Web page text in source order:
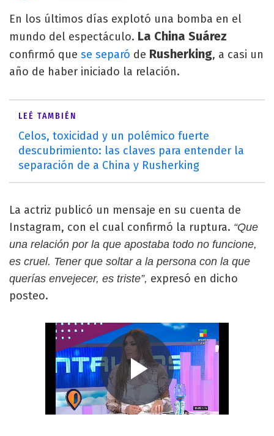
En los últimos días explotó una bomba en el
mundo del espectáculo. La China Suárez
confirmó que se separó de Rusherking, a casi un
año de haber iniciado la relación.
LEÉ TAMBIÉN
Celos, toxicidad y un polémico fuerte
descubrimiento: las claves para entender la
separación de a China y Rusherking
La actriz publicó un mensaje en su cuenta de
Instagram, con el cual confirmó la ruptura. “Que
una relación por la que apostaba todo no funcione,
es cruel. Tener que soltar a la persona con la que
querías envejecer, es triste”, expresó en dicho
posteo.